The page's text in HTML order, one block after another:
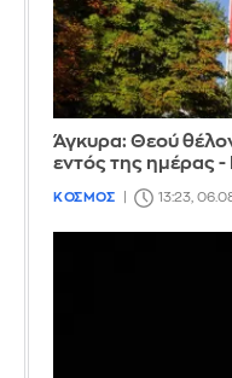
Άγκυρα: Θεού
εντός της ημέρας -
ΚΟΣΜΟΣ 13:23,